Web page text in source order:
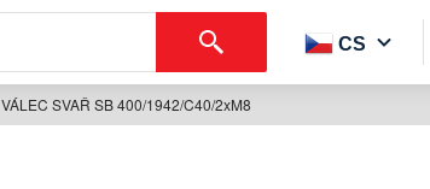
CS
VÁLEC SVAŘ SB 400/1942/C40/2xM8